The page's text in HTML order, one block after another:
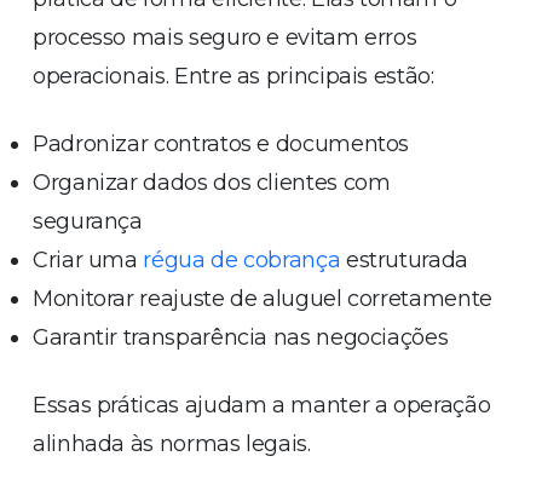
processo mais seguro e evitam erros
operacionais. Entre as principais estão:
Padronizar contratos e documentos
Organizar dados dos clientes com
segurança
Criar uma régua de cobrança estruturada
Monitorar reajuste de aluguel corretamente
Garantir transparência nas negociações
Essas práticas ajudam a manter a operação
alinhada às normas legais.